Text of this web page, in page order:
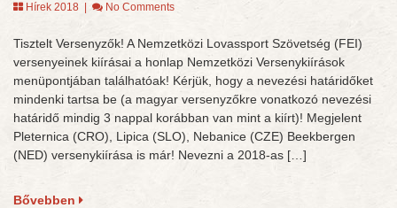
Hírek 2018 No Comments
Tisztelt Versenyzők! A Nemzetközi Lovassport Szövetség (FEI)
versenyeinek kiírásai a honlap Nemzetközi Versenykiírások
menüpontjában találhatóak! Kérjük, hogy a nevezési határidőket
mindenki tartsa be (a magyar versenyzőkre vonatkozó nevezési
határidő mindig 3 nappal korábban van mint a kiírt)! Megjelent
Pleternica (CRO), Lipica (SLO), Nebanice (CZE) Beekbergen
(NED) versenykiírása is már! Nevezni a 2018-as […]
Bővebben